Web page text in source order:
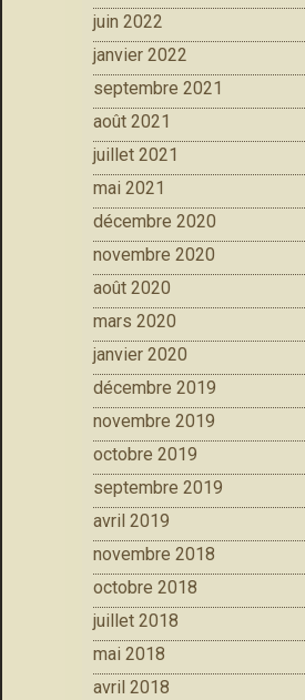
juin 2022
janvier 2022
septembre 2021
août 2021
juillet 2021
mai 2021
décembre 2020
novembre 2020
août 2020
mars 2020
janvier 2020
décembre 2019
novembre 2019
octobre 2019
septembre 2019
avril 2019
novembre 2018
octobre 2018
juillet 2018
mai 2018
avril 2018